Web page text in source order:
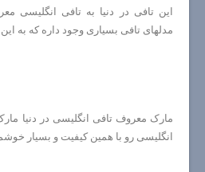
این تافی در دنیا به تافی انگلیسی
مدلهای تافی بسیاری وجود داره که به
مارک معروف تافی انگلیسی در دنیا
انگلیسی رو با همین کیفیت و بسیار